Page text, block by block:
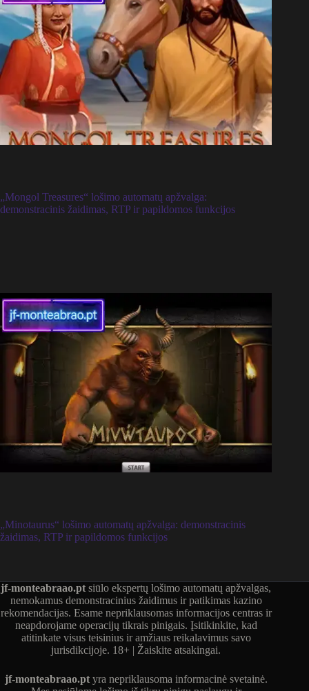
„Mongol Treasures“ lošimo automatų apžvalga:
demonstracinis žaidimas, RTP ir papildomos funkcijos
„Minotaurus“ lošimo automatų apžvalga: demonstracinis
žaidimas, RTP ir papildomos funkcijos
jf-monteabraao.pt siūlo ekspertų lošimo automatų apžvalgas,
nemokamus demonstracinius žaidimus ir patikimas kazino
rekomendacijas. Esame nepriklausomas informacijos centras ir
neapdorojame operacijų tikrais pinigais. Įsitikinkite, kad
atitinkate visus teisinius ir amžiaus reikalavimus savo
jurisdikcijoje. 18+ | Žaiskite atsakingai.
jf-monteabraao.ptyra nepriklausoma informacinė svetainė.